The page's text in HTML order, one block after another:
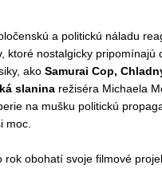
a politickú náladu
ktoré nostalgicky
ako Samurai Cop,
slanina režiséra Michaela
na mušku politickú
moc.
rok obohatí svoje filmové